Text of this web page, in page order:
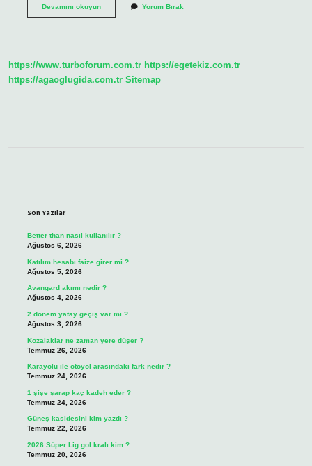
Devamını okuyunBeyan
Yorum Bırak
https://www.turboforum.com.tr https://egetekiz.com.tr
https://agaoglugida.com.tr Sitemap
Son Yazılar
Better than nasıl kullanılır ?
Ağustos 6, 2026
Katılım hesabı faize girer mi ?
Ağustos 5, 2026
Avangard akımı nedir ?
Ağustos 4, 2026
2 dönem yatay geçiş var mı ?
Ağustos 3, 2026
Kozalaklar ne zaman yere düşer ?
Temmuz 26, 2026
Karayolu ile otoyol arasındaki fark nedir ?
Temmuz 24, 2026
1 şişe şarap kaç kadeh eder ?
Temmuz 24, 2026
Güneş kasidesini kim yazdı ?
Temmuz 22, 2026
2026 Süper Lig gol kralı kim ?
Temmuz 20, 2026